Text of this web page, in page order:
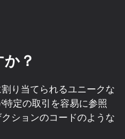
？
り当てられるユニークな
定の取引を容易に参照
ションのコードのような